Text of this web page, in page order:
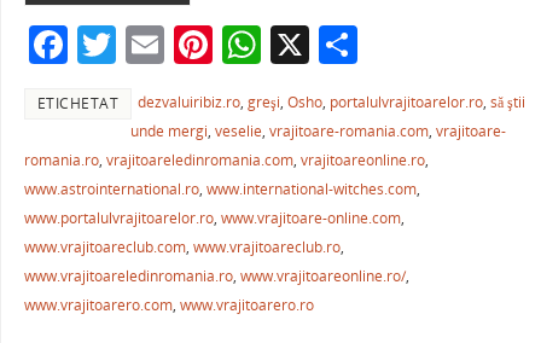
o
o
k
p
p
ză
F
c
e
b
o
o
k
T
w
itt
er
E
m
ai
l
Pi
nt
er
e
st
W
h
at
s
A
p
p
X P
ar
ta
je
a
ză
ETICHETAT dezvaluiribiz.ro,greşi,Osho, portalulvrajitoarelor.ro,să ştii
unde mergi,veselie,vrajitoare-romania.com,vrajitoare-
romania.ro, vrajitoareledinromania.com, vrajitoareonline.ro,
www.astrointernational.ro, www.international-witches.com,
www.portalulvrajitoarelor.ro, www.vrajitoare-online.com,
www.vrajitoareclub.com, www.vrajitoareclub.ro,
www.vrajitoareledinromania.ro, www.vrajitoareonline.ro/,
www.vrajitoarero.com, www.vrajitoarero.ro